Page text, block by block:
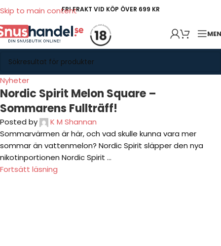
Skip to main contentFRI FRAKT VID KÖP ÖVER 699 KR
Nyheter
Nordic Spirit Melon Square –
Sommarens Fullträff!
Posted by
K M Shannan
Sommarvärmen är här, och vad skulle kunna vara mer
sommar än vattenmelon? Nordic Spirit släpper den nya
nikotinportionen Nordic Spirit ...
Fortsätt läsning